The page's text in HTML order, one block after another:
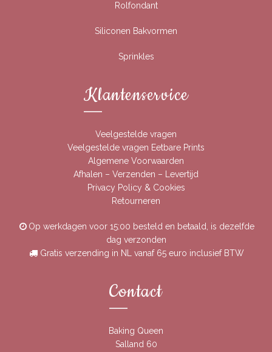
Rolfondant
Siliconen Bakvormen
Sprinkles
Klantenservice
Veelgestelde vragen
Veelgestelde vragen Eetbare Prints
Algemene Voorwaarden
Afhalen – Verzenden – Levertijd
Privacy Policy & Cookies
Retourneren
Op werkdagen voor 15:00 besteld en betaald, is dezelfde
dag verzonden
Gratis verzending in NL vanaf 65 euro inclusief BTW
Contact
Baking Queen
Salland 60